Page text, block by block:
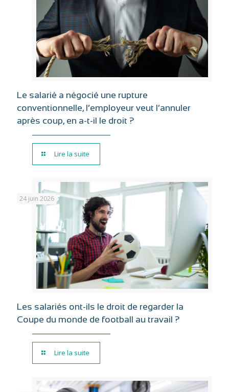
Le salarié a négocié une rupture
conventionnelle, l’employeur veut l’annuler
après coup, en a-t-il le droit ?
Lire la suite
24 juin 2026
Les salariés ont-ils le droit de regarder la
Coupe du monde de football au travail ?
Lire la suite